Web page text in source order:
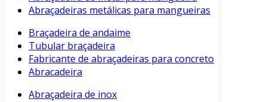
Abraçadeiras metálicas para mangueiras
Braçadeira de andaime
Tubular braçadeira
Fabricante de abraçadeiras para concreto
Abracadeira
Abraçadeira de inox